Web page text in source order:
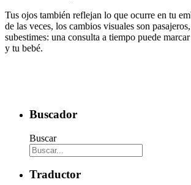
Tus ojos también reflejan lo que ocurre en tu
de las veces, los cambios visuales son
subestimes: una consulta a tiempo puede
y tu bebé.
Buscador
Buscar
Traductor